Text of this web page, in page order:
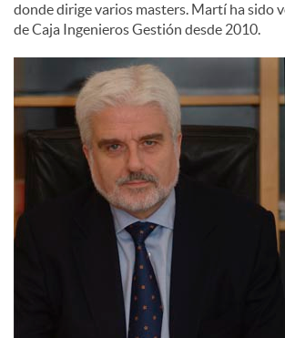
donde dirige varios masters. Martí ha sido
de Caja Ingenieros Gestión desde 2010.